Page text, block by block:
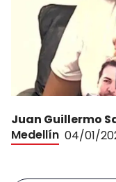
Juan Guillermo
Medellín 04/01/